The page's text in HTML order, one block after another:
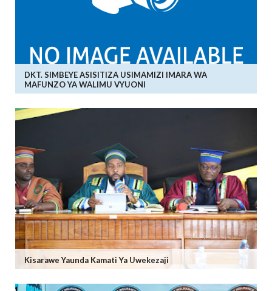
DKT. SIMBEYE ASISITIZA USIMAMIZI IMARA WA
MAFUNZO YA WALIMU VYUONI
Kisarawe Yaunda Kamati Ya Uwekezaji